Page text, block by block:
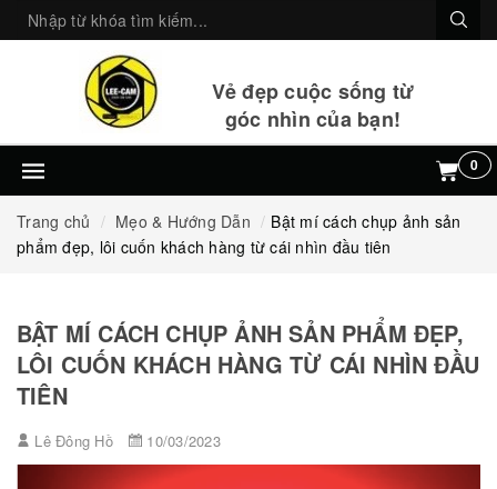
Vẻ đẹp cuộc sống từ
góc nhìn của bạn!
0
Trang chủ Mẹo & Hướng Dẫn
Bật mí cách chụp ảnh sản
phẩm đẹp, lôi cuốn khách hàng từ cái nhìn đầu tiên
BẬT MÍ CÁCH CHỤP ẢNH SẢN PHẨM ĐẸP,
LÔI CUỐN KHÁCH HÀNG TỪ CÁI NHÌN ĐẦU
TIÊN
Lê Đông Hồ 10/03/2023